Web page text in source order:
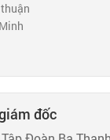
đốc